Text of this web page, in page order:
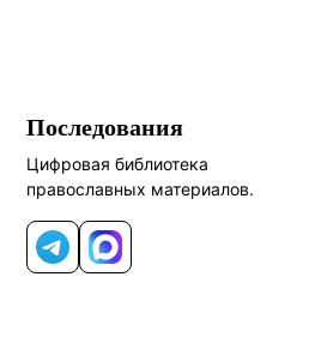
Последования
Цифровая библиотека
православных материалов.
Telegram
MAX